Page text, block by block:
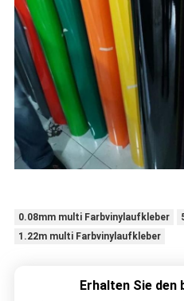
0.08mm multi Farbvinylaufkleber
1.22m multi Farbvinylaufkleber
Erhalten Sie